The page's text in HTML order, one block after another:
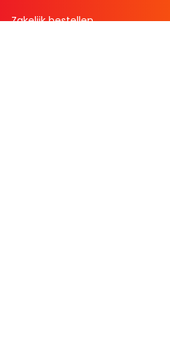
Zakelijk bestellen